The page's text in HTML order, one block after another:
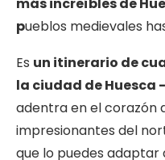
pueblos medievales
Es un itinerario de
la ciudad de Huesca
adentra en el corazón
impresionantes del
que lo puedes adaptar